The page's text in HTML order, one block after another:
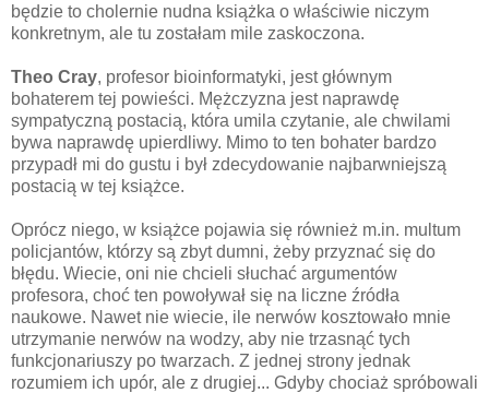
będzie to cholernie nudna książka o właściwie niczym
konkretnym, ale tu zostałam mile zaskoczona.
Theo Cray, profesor bioinformatyki, jest głównym
bohaterem tej powieści. Mężczyzna jest naprawdę
sympatyczną postacią, która umila czytanie, ale chwilami
bywa naprawdę upierdliwy. Mimo to ten bohater bardzo
przypadł mi do gustu i był zdecydowanie najbarwniejszą
postacią w tej książce.
Oprócz niego, w książce pojawia się również m.in. multum
policjantów, którzy są zbyt dumni, żeby przyznać się do
błędu. Wiecie, oni nie chcieli słuchać argumentów
profesora, choć ten powoływał się na liczne źródła
naukowe. Nawet nie wiecie, ile nerwów kosztowało mnie
utrzymanie nerwów na wodzy, aby nie trzasnąć tych
funkcjonariuszy po twarzach. Z jednej strony jednak
rozumiem ich upór, ale z drugiej... Gdyby chociaż spróbowali